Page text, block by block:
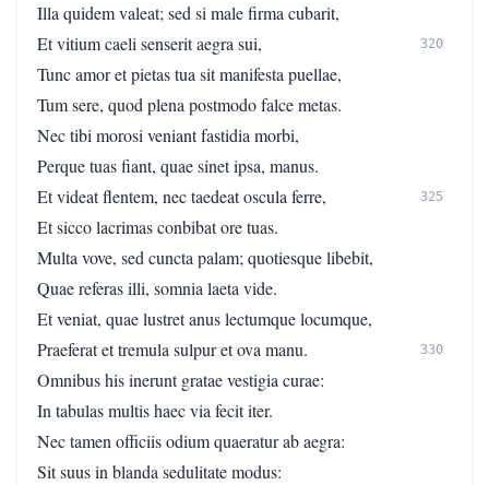
Illa quidem valeat; sed si male firma cubarit,
Et vitium caeli senserit aegra sui,
320
Tunc amor et pietas tua sit manifesta puellae,
Tum sere, quod plena postmodo falce metas.
Nec tibi morosi veniant fastidia morbi,
Perque tuas fiant, quae sinet ipsa, manus.
Et videat flentem, nec taedeat oscula ferre,
325
Et sicco lacrimas conbibat ore tuas.
Multa vove, sed cuncta palam; quotiesque libebit,
Quae referas illi, somnia laeta vide.
Et veniat, quae lustret anus lectumque locumque,
Praeferat et tremula sulpur et ova manu.
330
Omnibus his inerunt gratae vestigia curae:
In tabulas multis haec via fecit iter.
Nec tamen officiis odium quaeratur ab aegra:
Sit suus in blanda sedulitate modus: